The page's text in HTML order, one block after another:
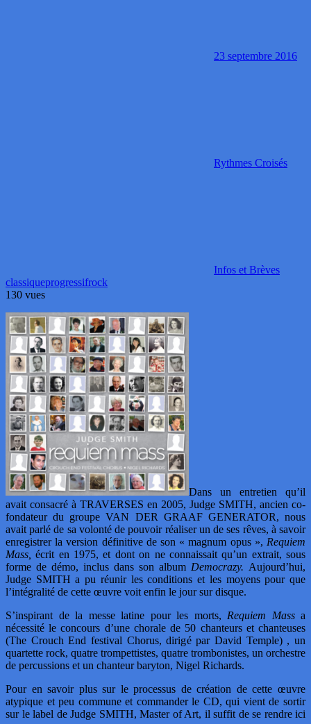
23 septembre 2016
Rythmes Croisés
Infos et Brèves
classiqueprogressifrock
130 vues
Dans un entretien qu’il
avait consacré à TRAVERSES en 2005, Judge SMITH, ancien co-
fondateur du groupe VAN DER GRAAF GENERATOR, nous
avait parlé de sa volonté de pouvoir réaliser un de ses rêves, à savoir
enregistrer la version définitive de son « magnum opus », Requiem
Mass, écrit en 1975, et dont on ne connaissait qu’un extrait, sous
forme de démo, inclus dans son album Democrazy. Aujourd’hui,
Judge SMITH a pu réunir les conditions et les moyens pour que
l’intégralité de cette œuvre voit enfin le jour sur disque.
S’inspirant de la messe latine pour les morts, Requiem Massa
nécessité le concours d’une chorale de 50 chanteurs et chanteuses
(The Crouch End festival Chorus, dirigé par David Temple) , un
quartette rock, quatre trompettistes, quatre trombonistes, un orchestre
de percussions et un chanteur baryton, Nigel Richards.
Pour en savoir plus sur le processus de création de cette œuvre
atypique et peu commune et commander le CD, qui vient de sortir
sur le label de Judge SMITH, Master of Art, il suffit de se rendre ici